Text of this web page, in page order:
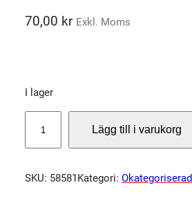
70,00 kr Exkl. Moms
I lager
r
p
Lägg till i varukorg
SKU: 58581 Kategori: Okategoriserad